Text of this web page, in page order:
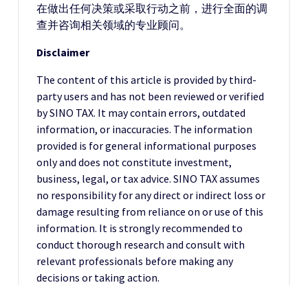
在做出任何决策或采取行动之前，进行全面的调
查并咨询相关领域的专业顾问。
Disclaimer
The content of this article is provided by third-
party users and has not been reviewed or verified
by SINO TAX. It may contain errors, outdated
information, or inaccuracies. The information
provided is for general informational purposes
only and does not constitute investment,
business, legal, or tax advice. SINO TAX assumes
no responsibility for any direct or indirect loss or
damage resulting from reliance on or use of this
information. It is strongly recommended to
conduct thorough research and consult with
relevant professionals before making any
decisions or taking action.